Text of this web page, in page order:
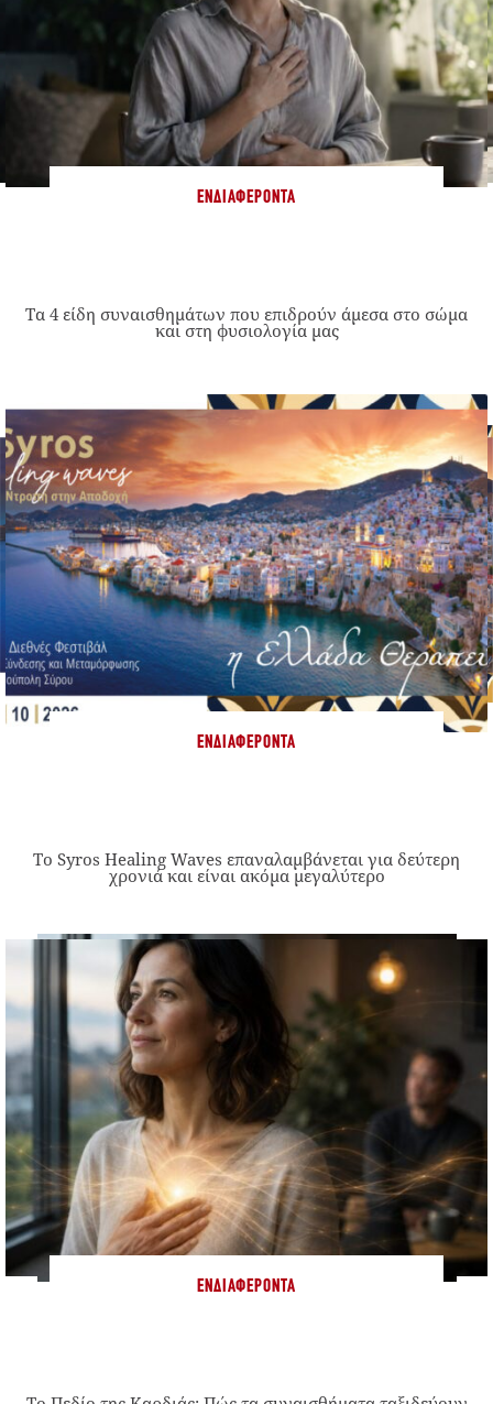
ΕΝΔΙΑΦΈΡΟΝΤΑ
Τα 4 είδη συναισθημάτων που επιδρούν άμεσα στο σώμα
και στη φυσιολογία μας
ΕΝΔΙΑΦΈΡΟΝΤΑ
Το Syros Healing Waves επαναλαμβάνεται για δεύτερη
χρονιά και είναι ακόμα μεγαλύτερο
ΕΝΔΙΑΦΈΡΟΝΤΑ